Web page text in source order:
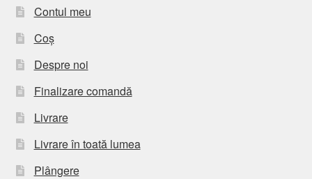
Contul meu
Coș
Despre noi
Finalizare comandă
Livrare
Livrare în toată lumea
Plângere